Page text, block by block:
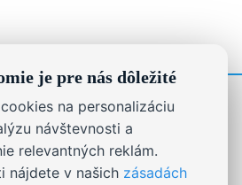
darčeky a nápisy na mieru |
je pre nás dôležité
na personalizáciu
návštevnosti a
relevantných reklám.
nájdete v našich zásadách